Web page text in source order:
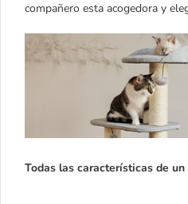
compañero esta acogedora y
Todas las características de